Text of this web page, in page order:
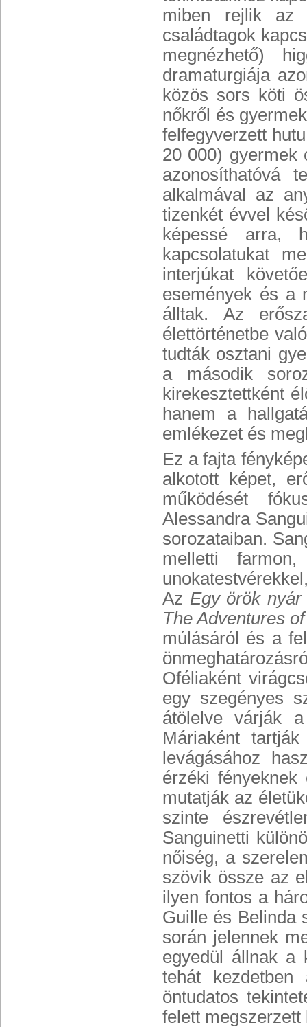
miben rejlik az
családtagok
megnézhető)
dramaturgiája
közös sors köti
nőkről és
felfegyverzett
20 000) gyermek
azonosíthatóvá
alkalmával az
tizenkét évvel
képessé arra,
kapcsolatukat
interjúkat
események és a
álltak. Az
élettörténetbe
tudták osztani
a második
kirekesztettként
hanem a
emlékezet és
Ez a fajta
alkotott képet,
működését
Alessandra
sorozataiban.
melletti
Az Egy örök
The Adventures
múlásáról és a
Oféliaként
egy szegényes
átölelve várják
Máriaként
levágásához
érzéki
mutatják az
szinte
Sanguinetti
nőiség, a
szövik össze az
ilyen fontos a
Guille és Belinda
során jelennek
egyedül állnak a
tehát
öntudatos
felett megszerzett